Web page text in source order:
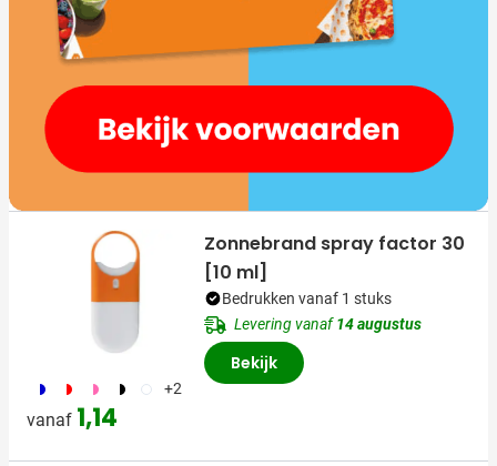
187 188 189 169 504 +2
vanaf 1,14
Zonnebrand spray factor 30
[10 ml]
Bedrukken vanaf 1 stuks
Levering vanaf14 augustus
Bekijk